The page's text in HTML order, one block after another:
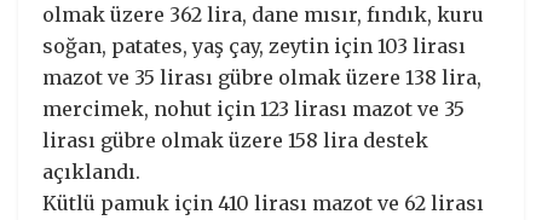
olmak üzere 362 lira, dane mısır, fındık, kuru
soğan, patates, yaş çay, zeytin için 103 lirası
mazot ve 35 lirası gübre olmak üzere 138 lira,
mercimek, nohut için 123 lirası mazot ve 35
lirası gübre olmak üzere 158 lira destek
açıklandı.
Kütlü pamuk için 410 lirası mazot ve 62 lirası